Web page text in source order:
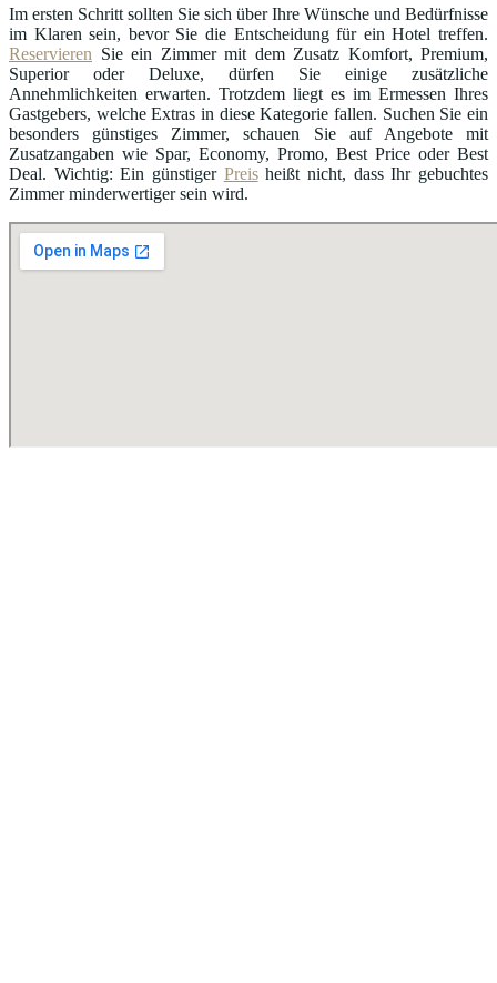
Im ersten Schritt sollten Sie sich über Ihre Wünsche und Bedürfnisse
im Klaren sein, bevor Sie die Entscheidung für ein Hotel treffen.
Reservieren Sie ein Zimmer mit dem Zusatz Komfort, Premium,
Superior oder Deluxe, dürfen Sie einige zusätzliche
Annehmlichkeiten erwarten. Trotzdem liegt es im Ermessen Ihres
Gastgebers, welche Extras in diese Kategorie fallen. Suchen Sie ein
besonders günstiges Zimmer, schauen Sie auf Angebote mit
Zusatzangaben wie Spar, Economy, Promo, Best Price oder Best
Deal. Wichtig: Ein günstiger Preisheißt nicht, dass Ihr gebuchtes
Zimmer minderwertiger sein wird.